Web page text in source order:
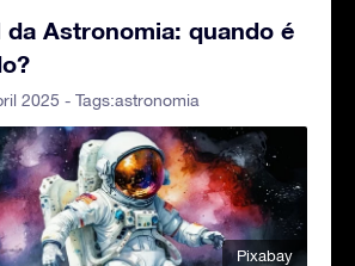
da Astronomia: quando é
2025 - Tags:astronomia
Pixabay